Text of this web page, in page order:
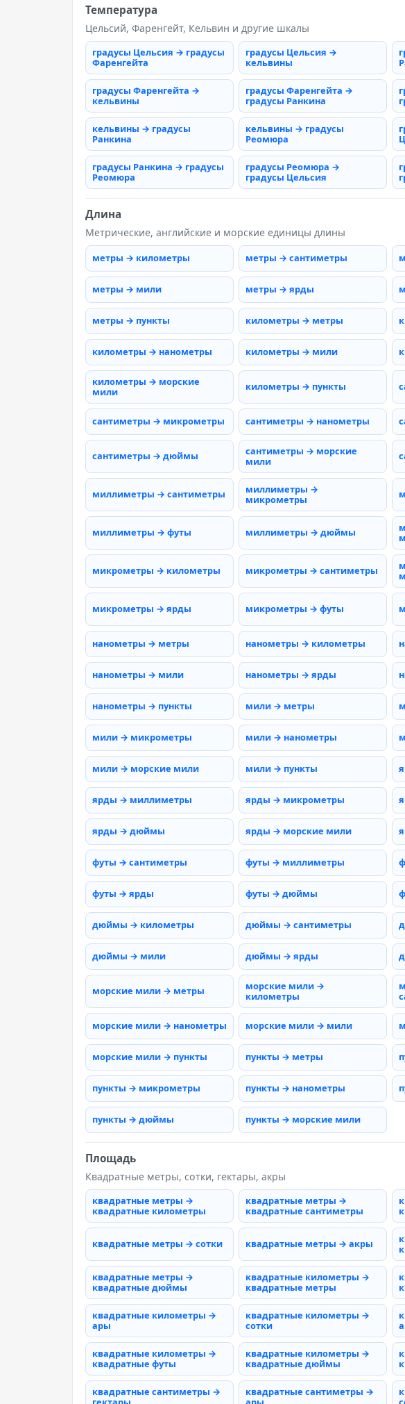
Температура
Цельсий, Фаренгейт, Кельвин и другие шкалы
градусы Цельсия → градусы
Фаренгейта
градусы Цельсия →
кельвины
градусы Фаренгейта →
кельвины
градусы Фаренгейта →
градусы Ранкина
кельвины → градусы
Ранкина
кельвины → градусы
Реомюра
градусы Ранкина → градусы
Реомюра
градусы Реомюра →
градусы Цельсия
Длина
Метрические, английские и морские единицы длины
метры → километры метры → сантиметры
метры → мили метры → ярды
метры → пункты километры → метры
километры → нанометры километры → мили
километры → морские
мили
километры → пункты
сантиметры → микрометры сантиметры → нанометры
сантиметры → дюймы
сантиметры → морские
мили
миллиметры → сантиметры
миллиметры →
микрометры
миллиметры → футы миллиметры → дюймы
микрометры → километры микрометры → сантиметры
микрометры → ярды микрометры → футы
нанометры → метры нанометры → километры
нанометры → мили нанометры → ярды
нанометры → пункты мили → метры
мили → микрометры мили → нанометры
мили → морские мили мили → пункты
ярды → миллиметры ярды → микрометры
ярды → дюймы ярды → морские мили
футы → сантиметры футы → миллиметры
футы → ярды футы → дюймы
дюймы → километры дюймы → сантиметры
дюймы → мили дюймы → ярды
морские мили → метры
морские мили →
километры
морские мили → нанометры морские мили → мили
морские мили → пункты пункты → метры
пункты → микрометры пункты → нанометры
пункты → дюймы пункты → морские мили
Площадь
Квадратные метры, сотки, гектары, акры
квадратные метры →
квадратные километры
квадратные метры →
квадратные сантиметры
квадратные метры → сотки квадратные метры → акры
квадратные метры →
квадратные дюймы
квадратные километры →
квадратные метры
квадратные километры →
ары
квадратные километры →
сотки
квадратные километры →
квадратные футы
квадратные километры →
квадратные дюймы
квадратные сантиметры →
квадратные сантиметры →